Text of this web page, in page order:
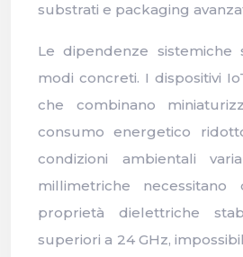
substrati e packaging
Le dipendenze sistemiche
modi concreti. I dispositivi
che combinano
consumo energetico
condizioni ambientali
millimetriche
proprietà dielettriche
superiori a 24 GHz,